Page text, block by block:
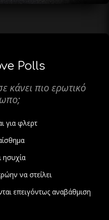
Polls
κάνει πιο ερωτικό
για φλερτ
να στείλει
επειγόντως αναβάθμιση